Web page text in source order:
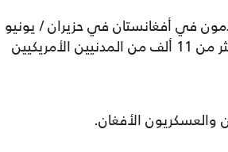
في أفغانستان في حزيران / يونيو
2018 يبلغ نحو 14 ألف عسكري، ولكن كان هناك في البلاد أيضا أكثر من 11 ألف من المدنيين الأمريكيين
والعسكريون الأفغان.